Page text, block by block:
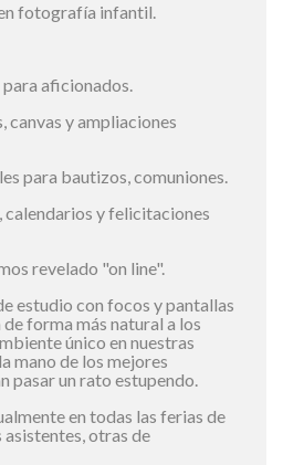
fotografía infantil.
aficionados.
canvas y ampliaciones
para bautizos, comuniones.
calendarios y felicitaciones
revelado "on line".
estudio con focos y pantallas
forma más natural a los
único en nuestras
mano de los mejores
pasar un rato estupendo.
en todas las ferias de
asistentes, otras de